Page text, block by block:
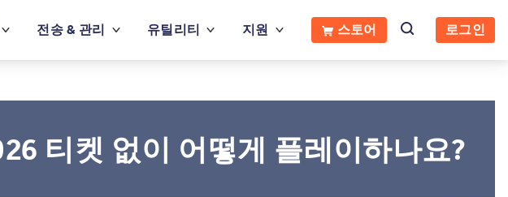
전송 & 관리 유틸리티 지원 스토어 로그인
티켓 없이 어떻게 플레이하나요?